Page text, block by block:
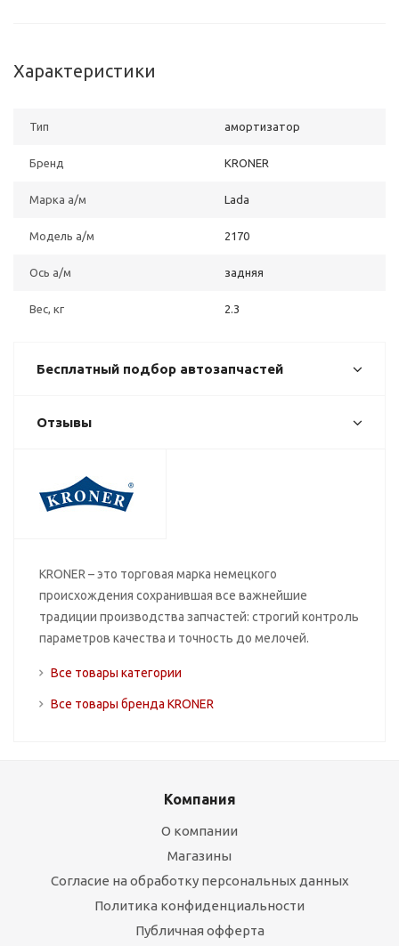
Характеристики
Тип амортизатор
Бренд KRONER
Марка а/м Lada
Модель а/м 2170
Ось а/м задняя
Вес, кг 2.3
Бесплатный подбор автозапчастей
Отзывы
KRONER – это торговая марка немецкого
происхождения сохранившая все важнейшие
традиции производства запчастей: строгий контроль
параметров качества и точность до мелочей.
Все товары категории
Все товары бренда KRONER
Компания
О компании
Магазины
Согласие на обработку персональных данных
Политика конфиденциальности
Публичная офферта